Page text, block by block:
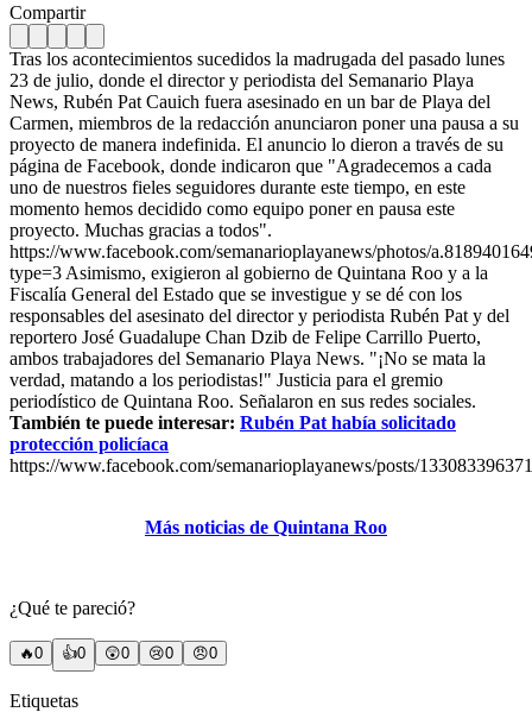
Compartir
Tras los acontecimientos sucedidos la madrugada del pasado lunes
23 de julio, donde el director y periodista del Semanario Playa
News, Rubén Pat Cauich fuera asesinado en un bar de Playa del
Carmen, miembros de la redacción anunciaron poner una pausa a su
proyecto de manera indefinida. El anuncio lo dieron a través de su
página de Facebook, donde indicaron que "Agradecemos a cada
uno de nuestros fieles seguidores durante este tiempo, en este
momento hemos decidido como equipo poner en pausa este
proyecto. Muchas gracias a todos".
https://www.facebook.com/semanarioplayanews/photos/
type=3 Asimismo, exigieron al gobierno de Quintana Roo y a la
Fiscalía General del Estado que se investigue y se dé con los
responsables del asesinato del director y periodista Rubén Pat y del
reportero José Guadalupe Chan Dzib de Felipe Carrillo Puerto,
ambos trabajadores del Semanario Playa News. "¡No se mata la
verdad, matando a los periodistas!" Justicia para el gremio
periodístico de Quintana Roo. Señalaron en sus redes sociales.
También te puede interesar: Rubén Pat había solicitado
protección policíaca
https://www.facebook.com/semanarioplayanews/posts/
Más noticias de Quintana Roo
¿Qué te pareció?
🔥0 👍0 😲0 😢0 😠0
Etiquetas